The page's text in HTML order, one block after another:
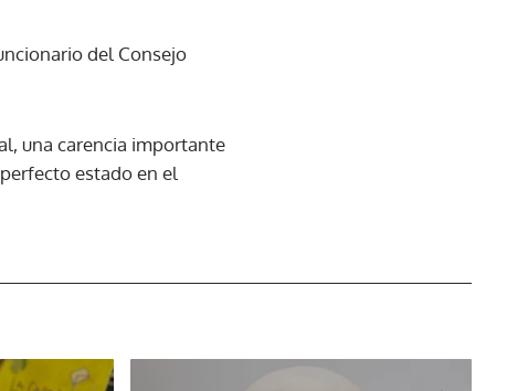
del Consejo
una carencia importante
estado en el